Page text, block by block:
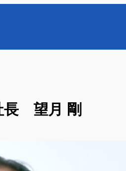
長 望月 剛